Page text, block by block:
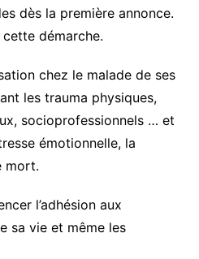
dès la première annonce.
démarche.
chez le malade de ses
les trauma physiques,
socioprofessionnels … et
émotionnelle, la
mort.
l’adhésion aux
sa vie et même les